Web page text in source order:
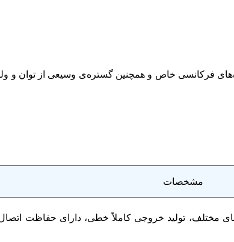
فرکانسی خاص و همچنین گستره‌ی وسیعی از توان و
مشخصات
تولید شکل موج‌های مختلف، تولید خروجی کاملاً خطی، دارای